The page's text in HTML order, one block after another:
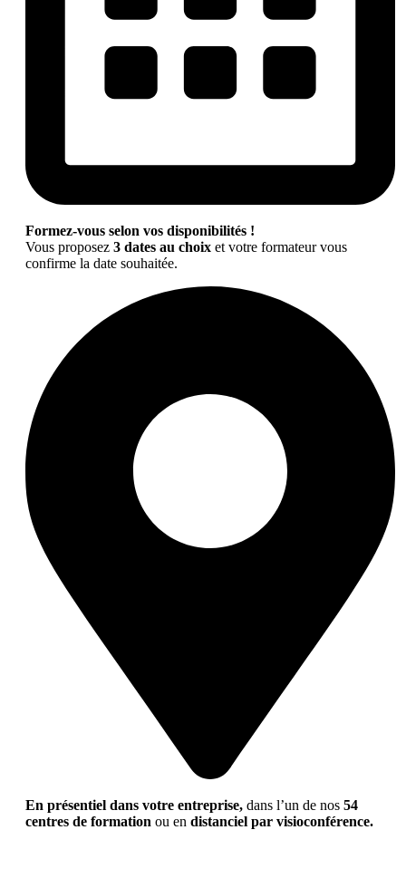
Formez-vous selon vos disponibilités !
Vous proposez 3 dates au choix et votre formateur vous
confirme la date souhaitée.
En présentiel dans votre entreprise, dans l’un de nos 54
centres de formation ou en distanciel par visioconférence.